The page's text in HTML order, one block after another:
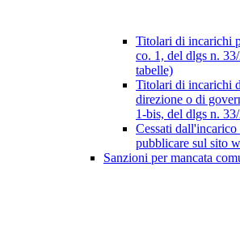
Titolari di incarichi
co. 1, del dlgs n.
tabelle)
Titolari di incarichi
direzione o di
1-bis, del dlgs n.
Cessati
pubblicare sul sito
Sanzioni per mancata